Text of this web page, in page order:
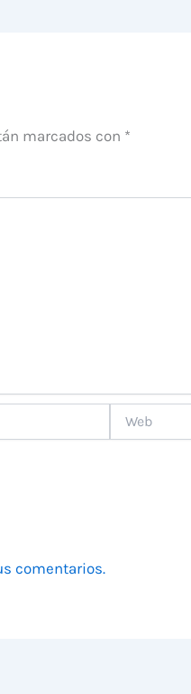
marcados con *
comentarios.